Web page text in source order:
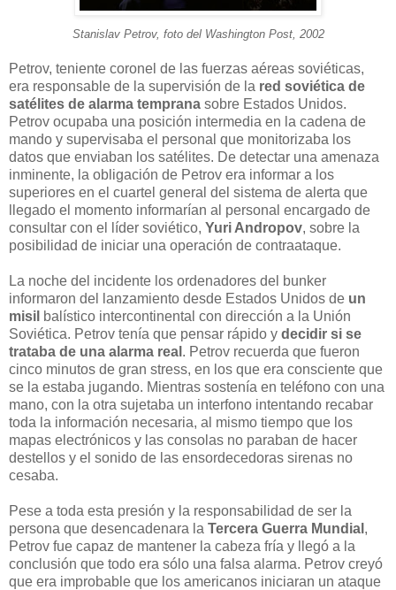
Stanislav Petrov, foto del Washington Post, 2002
Petrov, teniente coronel de las fuerzas aéreas soviéticas,
era responsable de la supervisión de la red soviética de
satélites de alarma temprana sobre Estados Unidos.
Petrov ocupaba una posición intermedia en la cadena de
mando y supervisaba el personal que monitorizaba los
datos que enviaban los satélites. De detectar una amenaza
inminente, la obligación de Petrov era informar a los
superiores en el cuartel general del sistema de alerta que
llegado el momento informarían al personal encargado de
consultar con el líder soviético, Yuri Andropov, sobre la
posibilidad de iniciar una operación de contraataque.
La noche del incidente los ordenadores del bunker
informaron del lanzamiento desde Estados Unidos de un
misil balístico intercontinental con dirección a la Unión
Soviética. Petrov tenía que pensar rápido y decidir si se
trataba de una alarma real . Petrov recuerda que fueron
cinco minutos de gran stress, en los que era consciente que
se la estaba jugando. Mientras sostenía en teléfono con una
mano, con la otra sujetaba un interfono intentando recabar
toda la información necesaria, al mismo tiempo que los
mapas electrónicos y las consolas no paraban de hacer
destellos y el sonido de las ensordecedoras sirenas no
cesaba.
Pese a toda esta presión y la responsabilidad de ser la
persona que desencadenara la Tercera Guerra Mundial ,
Petrov fue capaz de mantener la cabeza fría y llegó a la
conclusión que todo era sólo una falsa alarma. Petrov creyó
que era improbable que los americanos iniciaran un ataque